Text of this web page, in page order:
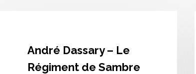
RégimentAndré Dassary – Le
Régiment de Sambre